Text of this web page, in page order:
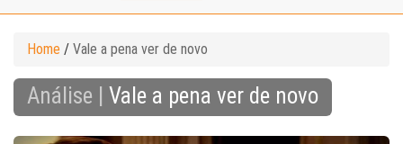
Home / Vale a pena ver de novo
Análise | Vale a pena ver de novo